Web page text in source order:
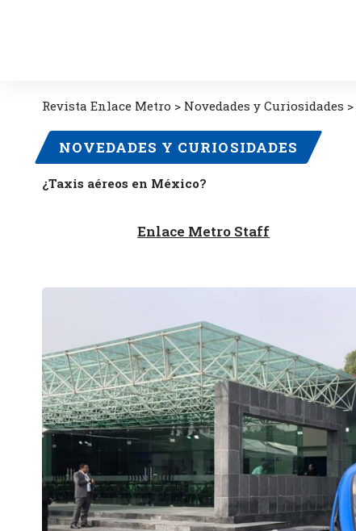
Revista Enlace Metro > Novedades y Curiosidades >
NOVEDADES Y CURIOSIDADES
¿Taxis aéreos en México?
Enlace Metro Staff